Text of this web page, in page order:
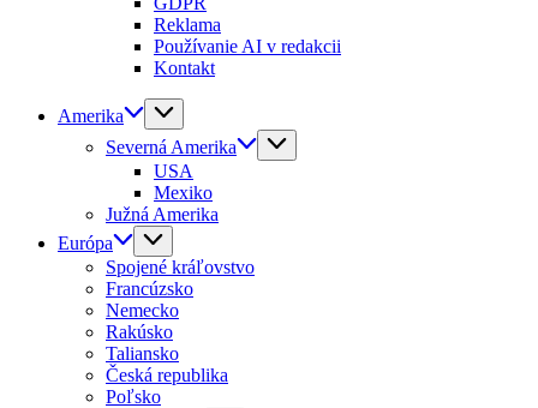
Reklama
Používanie AI v redakcii
Kontakt
Amerika
Severná Amerika
USA
Mexiko
Južná Amerika
Európa
Spojené kráľovstvo
Francúzsko
Nemecko
Rakúsko
Taliansko
Česká republika
Poľsko